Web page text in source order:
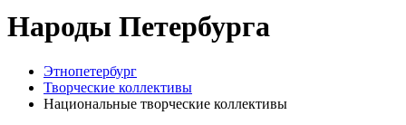
Народы Петербурга
Этнопетербург
Творческие коллективы
Национальные творческие коллективы